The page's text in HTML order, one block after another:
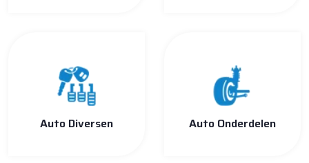
Auto Diversen Auto Onderdelen